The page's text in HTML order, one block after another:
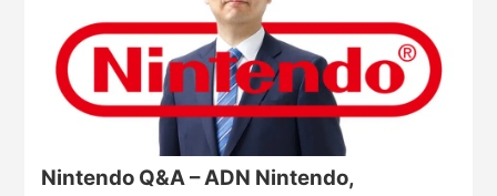
Nintendo Q&A – ADN Nintendo,